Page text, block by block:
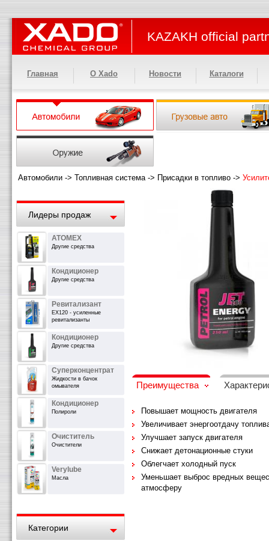
KAZAKH official
Главная О Xado Новости Каталоги
Автомобили -> Топливная система-> Присадки в топливо ->
Лидеры продаж
ATOMEX
Другие средства
Кондиционер
Другие средства
Ревитализант
EX120 - усиленные
ревитализанты
Кондиционер
Другие средства
Суперконцентрат
Жидкости в бачок
омывателя
Кондиционер
Полироли
Очиститель
Очистители
Verylube
Масла
Категории
Преимущества
Повышает мощность двигателя
Увеличивает энергоотдачу
Улучшает запуск двигателя
Снижает детонационные стуки
Облегчает холодный пуск
Уменьшает выброс вредных
атмосферу